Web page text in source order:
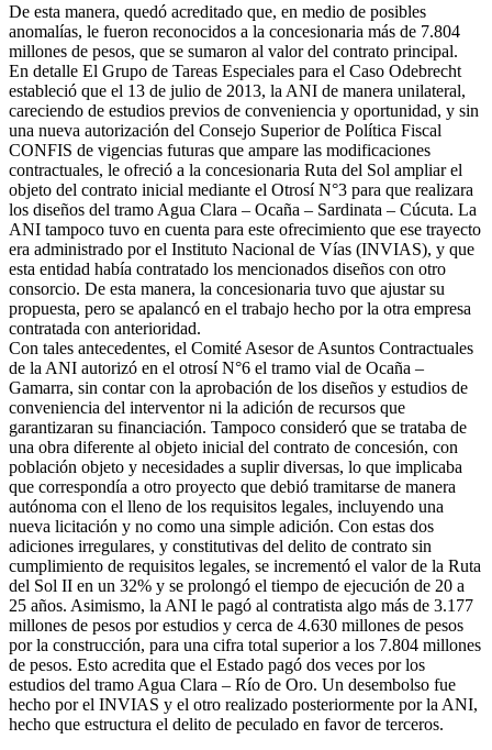
De esta manera, quedó acreditado que, en medio de posibles
anomalías, le fueron reconocidos a la concesionaria más de 7.804
millones de pesos, que se sumaron al valor del contrato principal.
En detalle El Grupo de Tareas Especiales para el Caso Odebrecht
estableció que el 13 de julio de 2013, la ANI de manera unilateral,
careciendo de estudios previos de conveniencia y oportunidad, y sin
una nueva autorización del Consejo Superior de Política Fiscal
CONFIS de vigencias futuras que ampare las modificaciones
contractuales, le ofreció a la concesionaria Ruta del Sol ampliar el
objeto del contrato inicial mediante el Otrosí N°3 para que realizara
los diseños del tramo Agua Clara – Ocaña – Sardinata – Cúcuta. La
ANI tampoco tuvo en cuenta para este ofrecimiento que ese trayecto
era administrado por el Instituto Nacional de Vías (INVIAS), y que
esta entidad había contratado los mencionados diseños con otro
consorcio. De esta manera, la concesionaria tuvo que ajustar su
propuesta, pero se apalancó en el trabajo hecho por la otra empresa
contratada con anterioridad.
Con tales antecedentes, el Comité Asesor de Asuntos Contractuales
de la ANI autorizó en el otrosí N°6 el tramo vial de Ocaña –
Gamarra, sin contar con la aprobación de los diseños y estudios de
conveniencia del interventor ni la adición de recursos que
garantizaran su financiación. Tampoco consideró que se trataba de
una obra diferente al objeto inicial del contrato de concesión, con
población objeto y necesidades a suplir diversas, lo que implicaba
que correspondía a otro proyecto que debió tramitarse de manera
autónoma con el lleno de los requisitos legales, incluyendo una
nueva licitación y no como una simple adición. Con estas dos
adiciones irregulares, y constitutivas del delito de contrato sin
cumplimiento de requisitos legales, se incrementó el valor de la Ruta
del Sol II en un 32% y se prolongó el tiempo de ejecución de 20 a
25 años. Asimismo, la ANI le pagó al contratista algo más de 3.177
millones de pesos por estudios y cerca de 4.630 millones de pesos
por la construcción, para una cifra total superior a los 7.804 millones
de pesos. Esto acredita que el Estado pagó dos veces por los
estudios del tramo Agua Clara – Río de Oro. Un desembolso fue
hecho por el INVIAS y el otro realizado posteriormente por la ANI,
hecho que estructura el delito de peculado en favor de terceros.